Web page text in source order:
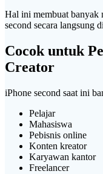
Hal ini membuat banyak
second secara langsung
Cocok untuk
Creator
iPhone second saat ini
Pelajar
Mahasiswa
Pebisnis online
Konten kreator
Karyawan kantor
Freelancer